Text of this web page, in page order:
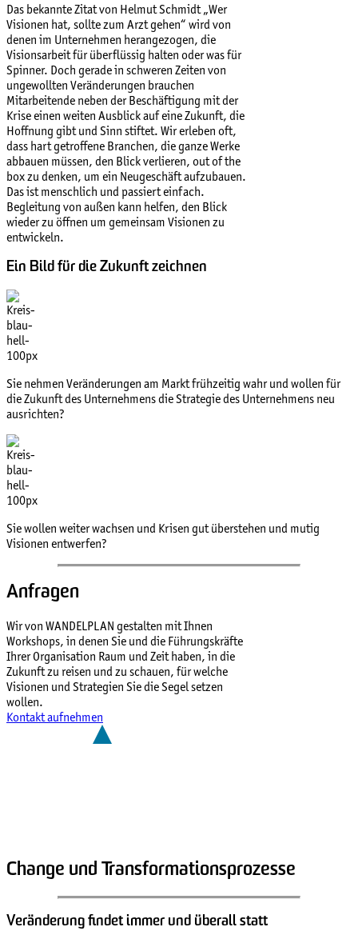
Das bekannte Zitat von Helmut Schmidt „Wer
Visionen hat, sollte zum Arzt gehen“ wird von
denen im Unternehmen herangezogen, die
Visionsarbeit für überflüssig halten oder was für
Spinner. Doch gerade in schweren Zeiten von
ungewollten Veränderungen brauchen
Mitarbeitende neben der Beschäftigung mit der
Krise einen weiten Ausblick auf eine Zukunft, die
Hoffnung gibt und Sinn stiftet. Wir erleben oft,
dass hart getroffene Branchen, die ganze Werke
abbauen müssen, den Blick verlieren, out of the
box zu denken, um ein Neugeschäft aufzubauen.
Das ist menschlich und passiert einfach.
Begleitung von außen kann helfen, den Blick
wieder zu öffnen um gemeinsam Visionen zu
entwickeln.
Ein Bild für die Zukunft zeichnen
Sie nehmen Veränderungen am Markt frühzeitig wahr und wollen für
die Zukunft des Unternehmens die Strategie des Unternehmens neu
ausrichten?
Sie wollen weiter wachsen und Krisen gut überstehen und mutig
Visionen entwerfen?
Anfragen
Wir von WANDELPLAN gestalten mit Ihnen
Workshops, in denen Sie und die Führungskräfte
Ihrer Organisation Raum und Zeit haben, in die
Zukunft zu reisen und zu schauen, für welche
Visionen und Strategien Sie die Segel setzen
wollen.
Kontakt aufnehmen
Change und Transformationsprozesse
Veränderung findet immer und überall statt